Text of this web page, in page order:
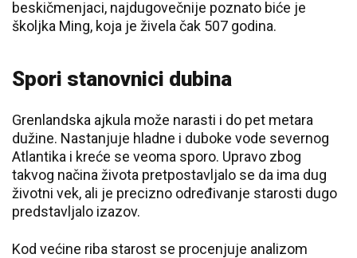
beskičmenjaci, najdugovečnije poznato biće je
školjka Ming, koja je živela čak 507 godina.
Spori stanovnici dubina
Grenlandska ajkula može narasti i do pet metara
dužine. Nastanjuje hladne i duboke vode severnog
Atlantika i kreće se veoma sporo. Upravo zbog
takvog načina života pretpostavljalo se da ima dug
životni vek, ali je precizno određivanje starosti dugo
predstavljalo izazov.
Kod većine riba starost se procenjuje analizom